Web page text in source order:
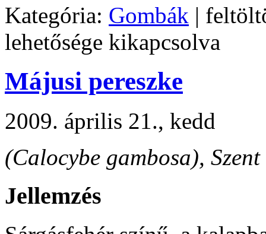
Kategória: Gombák |
lehetősége kikapcsolva
Májusi pereszke
2009. április 21., kedd
(Calocybe gambosa),
Jellemzés